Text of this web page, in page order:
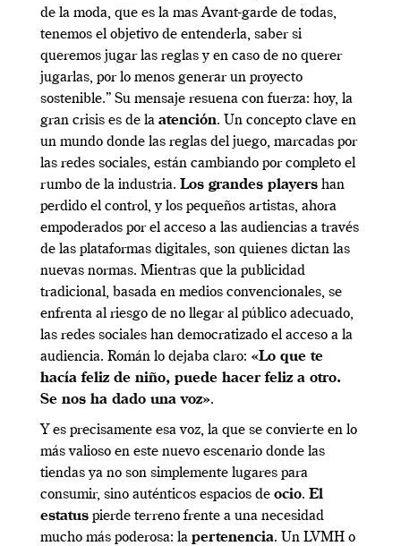
de la moda, que es la mas Avant-garde de todas,
tenemos el objetivo de entenderla, saber si
queremos jugar las reglas y en caso de no querer
jugarlas, por lo menos generar un proyecto
sostenible.” Su mensaje resuena con fuerza: hoy, la
gran crisis es de la atención. Un concepto clave en
un mundo donde las reglas del juego, marcadas por
las redes sociales, están cambiando por completo el
rumbo de la industria. Los grandes players han
perdido el control, y los pequeños artistas, ahora
empoderados por el acceso a las audiencias a través
de las plataformas digitales, son quienes dictan las
nuevas normas. Mientras que la publicidad
tradicional, basada en medios convencionales, se
enfrenta al riesgo de no llegar al público adecuado,
las redes sociales han democratizado el acceso a la
audiencia. Román lo dejaba claro: «Lo que te
hacía feliz de niño, puede hacer feliz a otro.
Se nos ha dado una voz».
Y es precisamente esa voz, la que se convierte en lo
más valioso en este nuevo escenario donde las
tiendas ya no son simplemente lugares para
consumir, sino auténticos espacios de ocio. El
estatus pierde terreno frente a una necesidad
mucho más poderosa: la pertenencia. Un LVMH o